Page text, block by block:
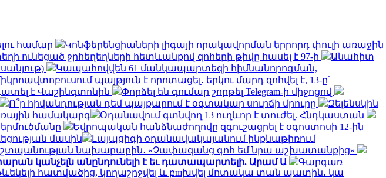
համար
Կոնֆերենցիաների լիգայի որակավորման երրորդ փուլի առաջին
ունեցած ջրհեղեղների հետևանքով զոհերի թիվը հասել է 97-ի
Անահիտ
Կապահովվեն 61 մանկապարտեզի հիմնանորոգման,
պայթյուն է որոտացել․ երկու մարդ զոհվել է, 13-ը՝
է Վաշինգտոնին
Փորձել են գումար շորթել Telegram-ի միջոցով
Ո՞ր հիվանդության դեմ պայքարում է օգտակար սուրճի մրուրը
Զելենսկին
համակարգ
Օդանավում գտնվող 13 ուղևոր է տուժել. Հնդկաստան
Եվրոպական հանձնաժողովը զգուշացրել է օգոստոսի 12-ին
մասին
Լայպցիգի օդանավակայանում ինքնաթիռում
նախարարին․ «Չափազանց գոհ եմ նրա աշխատանքից»
կանչելն անընդունելի է եւ դատապարտելի. Արամ Ա
Գարգառ
հատվածից, կողաշրջվել և բшխվել մոտակա տան պատին․ կա